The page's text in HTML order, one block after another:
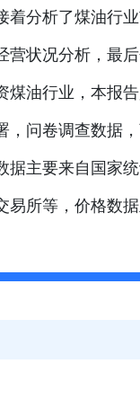
分析了煤油行
状况分析，最
油行业，本报
问卷调查数据
主要来自国家
所等，价格数